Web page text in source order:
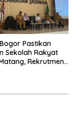
Pastikan
Sekolah Rakyat
Rekrutmen